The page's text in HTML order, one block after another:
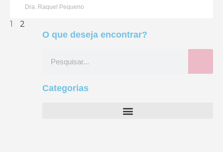
Dra. Raquel Pequeno
1 2
O que deseja encontrar?
Categorias